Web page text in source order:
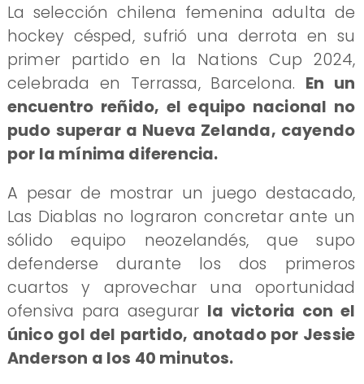
La selección chilena femenina adulta de
hockey césped, sufrió una derrota en su
primer partido en la Nations Cup 2024,
celebrada en Terrassa, Barcelona. En un
encuentro reñido, el equipo nacional no
pudo superar a Nueva Zelanda, cayendo
por la mínima diferencia.
A pesar de mostrar un juego destacado,
Las Diablas no lograron concretar ante un
sólido equipo neozelandés, que supo
defenderse durante los dos primeros
cuartos y aprovechar una oportunidad
ofensiva para asegurar la victoria con el
único gol del partido, anotado por Jessie
Anderson a los 40 minutos.